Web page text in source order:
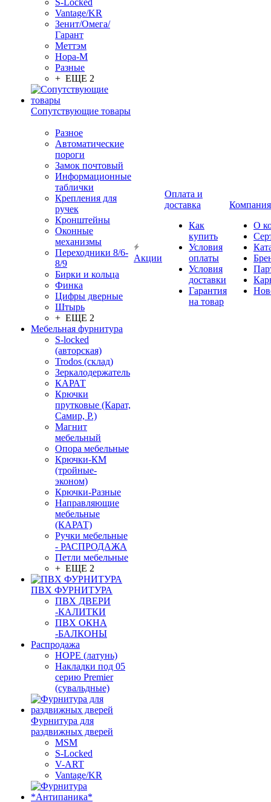
S-Locked
Vantage/KR
Зенит/Омега/
Гарант
Меттэм
Нора-М
Разные
+ ЕЩЕ 2
Сопутствующие товары
Разное
Автоматические
пороги
Замок почтовый
Информационные
таблички
Крепления для
ручек
Кронштейны
Оконные
механизмы
Переходники 8/6-
8/9
Бирки и кольца
Финка
Цифры дверные
Штырь
+ ЕЩЕ 2
Мебельная фурнитура
S-locked
(авторская)
Trodos (склад)
Зеркалодержатель
КАРАТ
Крючки
прутковые (Карат,
Самир, Р.)
Магнит
мебельный
Опора мебельные
Крючки-КМ
(тройные-
эконом)
Крючки-Разные
Направляющие
мебельные
(КАРАТ)
Ручки мебельные
- РАСПРОДАЖА
Петли мебельные
+ ЕЩЕ 2
ПВХ ФУРНИТУРА
ПВХ ДВЕРИ
-КАЛИТКИ
ПВХ ОКНА
-БАЛКОНЫ
Распродажа
HOPE (латунь)
Накладки под 05
серию Premier
(сувальдные)
Фурнитура для
раздвижных дверей
MSM
S-Locked
V-ART
Vantage/KR
Акции
Оплата и
доставка
Как
купить
Условия
оплаты
Условия
доставки
Гарантия
на товар
Компания
О